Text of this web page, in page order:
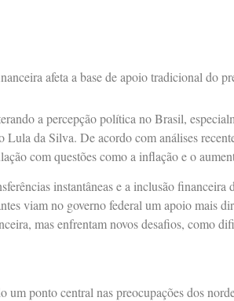
afeta a base de apoio tradicional do
a percepção política no Brasil,
da Silva. De acordo com análises
com questões como a inflação e o
instantâneas e a inclusão financeira
viam no governo federal um apoio mais
mas enfrentam novos desafios, como
um ponto central nas preocupações dos